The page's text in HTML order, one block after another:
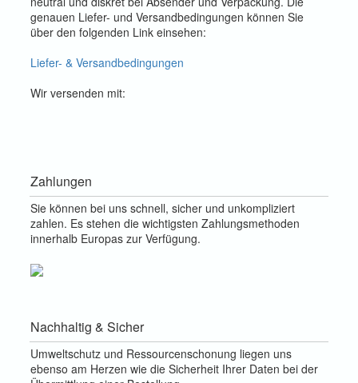
genauen Liefer- und Versandbedingungen können Sie
über den folgenden Link einsehen:
Liefer- & Versandbedingungen
Wir versenden mit:
Zahlungen
Sie können bei uns schnell, sicher und unkompliziert
zahlen. Es stehen die wichtigsten Zahlungsmethoden
innerhalb Europas zur Verfügung.
Nachhaltig & Sicher
Umweltschutz und Ressourcenschonung liegen uns
ebenso am Herzen wie die Sicherheit Ihrer Daten bei der